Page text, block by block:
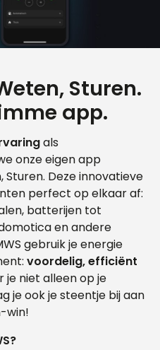
Sturen.
app.
als
onze eigen app
Deze innovatieve
perfect op elkaar af:
batterijen tot
en andere
gebruik je energie
voordelig, efficiënt
je niet alleen op je
je ook je steentje bij aan
win!